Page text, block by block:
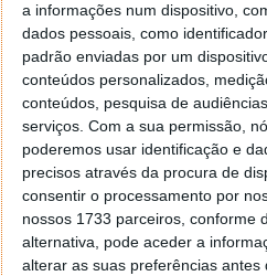
a informações num dispositivo,
dados pessoais, como
padrão enviadas por um
conteúdos personalizados,
conteúdos, pesquisa de
serviços. Com a sua permissão,
poderemos usar identificação e
precisos através da procura de
consentir o processamento por
nossos 1733 parceiros, conforme
alternativa, pode aceder a
alterar as suas preferências
Em 1934, o Caudron-
história da aviação ao
de 445 km/h, tornando-se
audaciosa e ambição